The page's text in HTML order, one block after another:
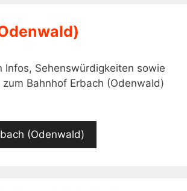
Infos, Sehenswürdigkeiten sowie
Bahnhof Erbach (Odenwald)
(Odenwald)